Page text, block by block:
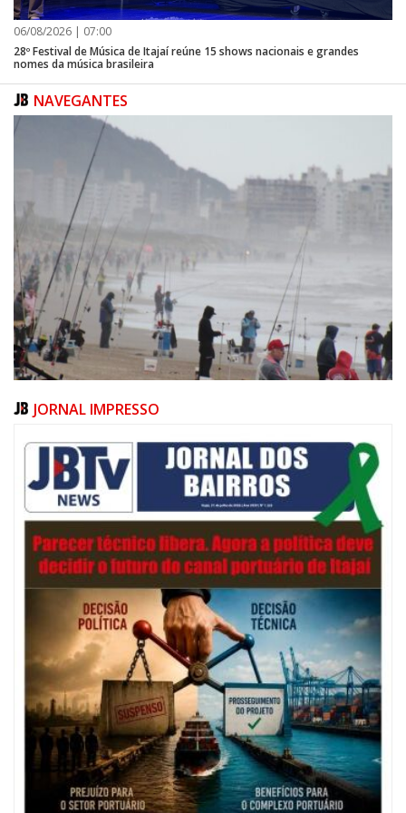
06/08/2026 | 07:00
28º Festival de Música de Itajaí reúne 15 shows nacionais e grandes
nomes da música brasileira
NAVEGANTES
06/08/2026 | 07:00
Festival de Pesca de Praia vai celebrar o aniversário de Navegantes
ITAJAÍ
JORNAL IMPRESSO